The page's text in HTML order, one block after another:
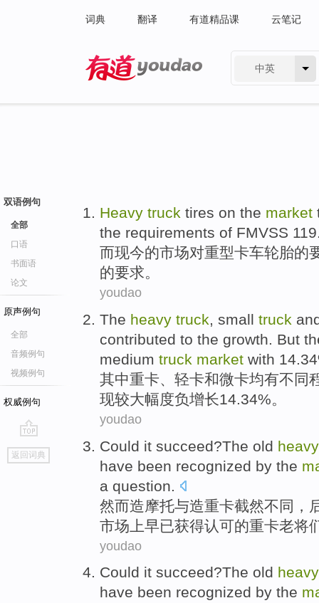
词典 翻译 有道精品课 云笔记
中英
双语例句
全部
口语
书面语
论文
原声例句
全部
音频例句
视频例句
权威例句
go
top
返回词典
Heavy truck tires on the market
the requirements of FMVSS
而现今的市场对重型卡车轮胎的
的要求。
youdao
The heavy truck, small truck
contributed to the growth. But
medium truck market with
其中重卡、 轻卡和微卡均有不同
现较大幅度负增长14.34%。
youdao
Could it succeed?The old heavy
have been recognized by the
a question
然而造摩托与造重卡截然不同，
市场 上早已获得认可的重卡老将
youdao
Could it succeed?The old heavy
have been recognized by the